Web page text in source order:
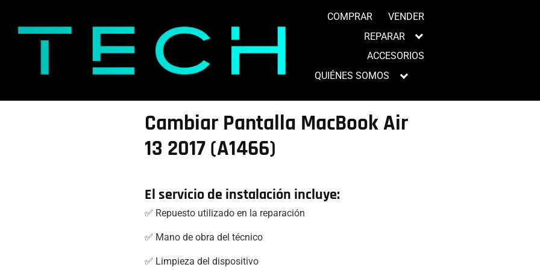
COMPRAR
VENDER
REPARAR
ACCESORIOS
QUIÉNES SOMOS
Cambiar Pantalla MacBook Air
13 2017 (A1466)
El servicio de instalación incluye:
✅ Repuesto utilizado en la reparación
✅ Mano de obra del técnico
✅ Limpieza del dispositivo